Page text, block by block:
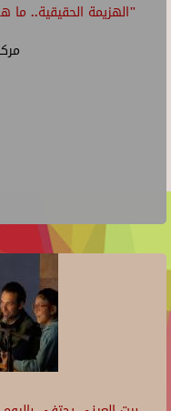
"الهزيمة الحقيقية.. ما